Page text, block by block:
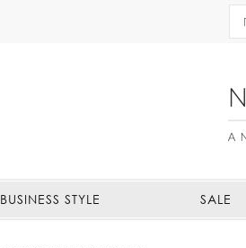
BUSINESS STYLE SALE